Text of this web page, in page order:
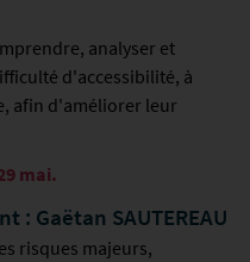
analyser et
d'accessibilité, à
afin d'améliorer leur
mai.
: Gaëtan SAUTEREAU
risques majeurs,